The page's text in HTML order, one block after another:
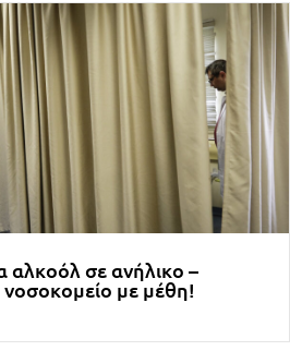
σε ανήλικο –
με μέθη!